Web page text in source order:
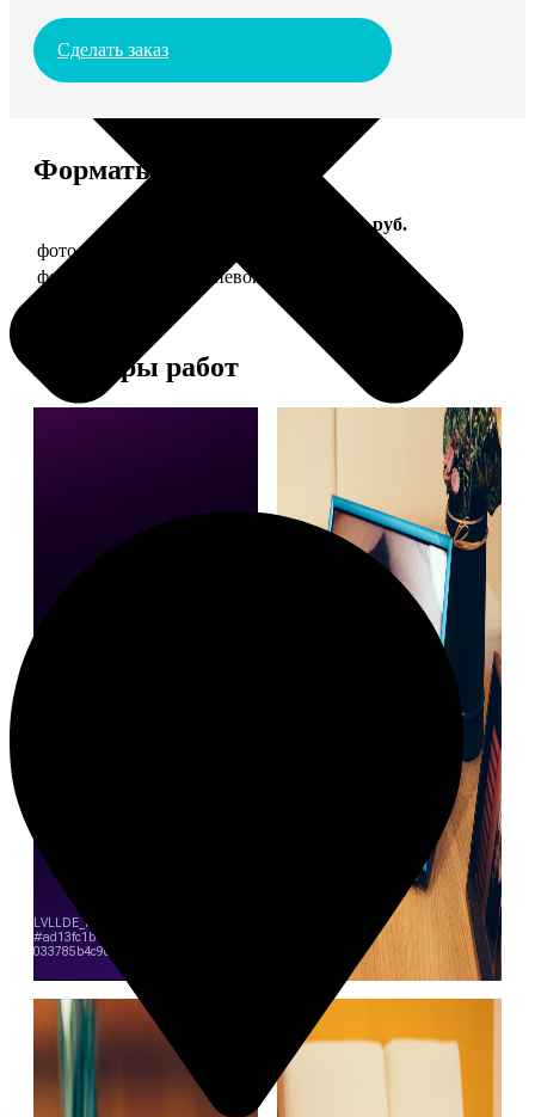
Сделать заказ
Форматы и цены
Цена, руб.
фото 20х30 в деревянной рамке
фото 20х30 в алюминиевой рамке
Примеры работ